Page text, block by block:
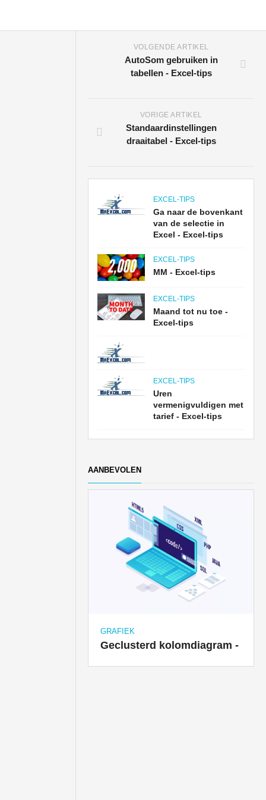
VOLGENDE ARTIKEL
AutoSom gebruiken in
tabellen - Excel-tips
VORIGE ARTIKEL
Standaardinstellingen
draaitabel - Excel-tips
EXCEL-TIPS
Ga naar de bovenkant
van de selectie in
Excel - Excel-tips
EXCEL-TIPS
MM - Excel-tips
EXCEL-TIPS
Maand tot nu toe -
Excel-tips
EXCEL-TIPS
Uren
vermenigvuldigen met
tarief - Excel-tips
AANBEVOLEN
GRAFIEK
Geclusterd kolomdiagram -